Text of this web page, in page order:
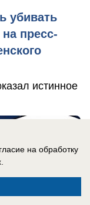
убивать
пресс-
истинное
на обработку